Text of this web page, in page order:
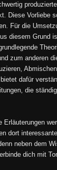
Diese Vorliebe
Für die
diesem Grund
zum anderen
dafür
die
Erläuterungen
dort
neben dem
dich mit